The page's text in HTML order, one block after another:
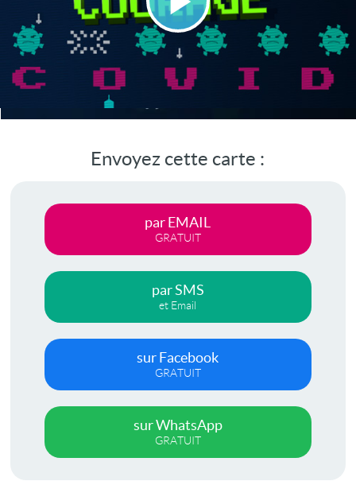
Lire
la
vidéo
Envoyez cette carte :
par EMAIL
GRATUIT
par SMS
et Email
sur Facebook
GRATUIT
sur WhatsApp
GRATUIT